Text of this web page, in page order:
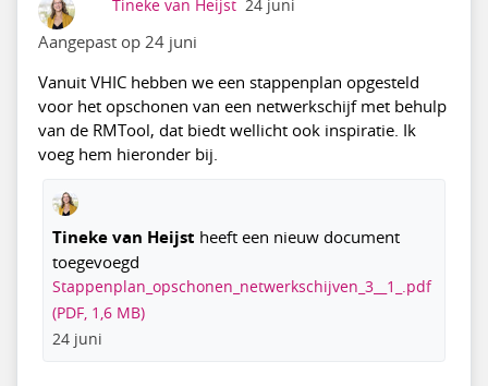
Tineke van Heijst 24 juni
Aangepast op 24 juni
Vanuit VHIC hebben we een stappenplan opgesteld
voor het opschonen van een netwerkschijf met behulp
van de RMTool, dat biedt wellicht ook inspiratie. Ik
voeg hem hieronder bij.
Tineke van Heijst heeft een nieuw document
toegevoegd
Stappenplan_opschonen_netwerkschijven_3__1_.pdf
(PDF, 1,6 MB)
24 juni